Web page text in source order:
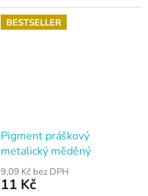
BESTSELLER
Pigment práškový
metalický měděný
9,09 Kč bez DPH
11 Kč